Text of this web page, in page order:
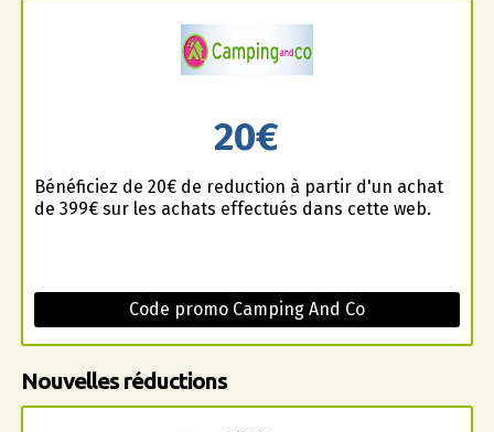
20€
Bénéficiez de 20€ de reduction à partir d'un achat
de 399€ sur les achats effectués dans cette web.
Code promo Camping And Co
Nouvelles réductions